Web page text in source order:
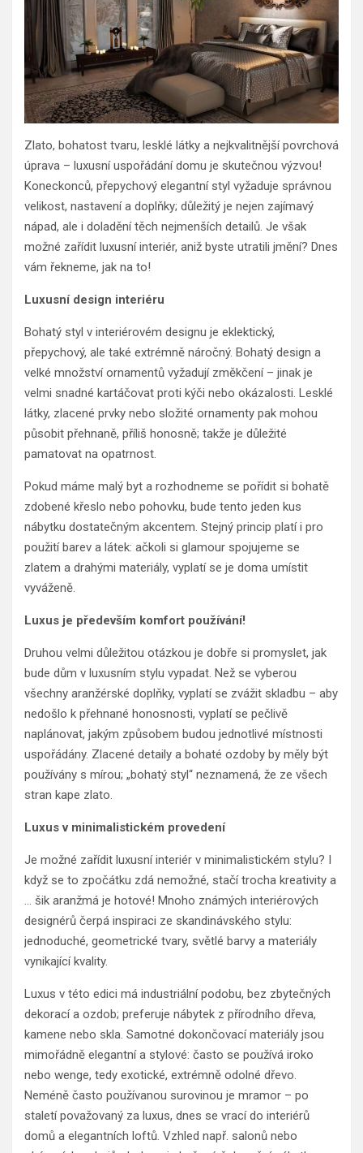
Zlato, bohatost tvaru, lesklé látky a nejkvalitnější povrchová
úprava – luxusní uspořádání domu je skutečnou výzvou!
Koneckonců, přepychový elegantní styl vyžaduje správnou
velikost, nastavení a doplňky; důležitý je nejen zajímavý
nápad, ale i doladění těch nejmenších detailů. Je však
možné zařídit luxusní interiér, aniž byste utratili jmění? Dnes
vám řekneme, jak na to!
Luxusní design interiéru
Bohatý styl v interiérovém designu je eklektický,
přepychový, ale také extrémně náročný. Bohatý design a
velké množství ornamentů vyžadují změkčení – jinak je
velmi snadné kartáčovat proti kýči nebo okázalosti. Lesklé
látky, zlacené prvky nebo složité ornamenty pak mohou
působit přehnaně, příliš honosně; takže je důležité
pamatovat na opatrnost.
Pokud máme malý byt a rozhodneme se pořídit si bohatě
zdobené křeslo nebo pohovku, bude tento jeden kus
nábytku dostatečným akcentem. Stejný princip platí i pro
použití barev a látek: ačkoli si glamour spojujeme se
zlatem a drahými materiály, vyplatí se je doma umístit
vyváženě.
Luxus je především komfort používání!
Druhou velmi důležitou otázkou je dobře si promyslet, jak
bude dům v luxusním stylu vypadat. Než se vyberou
všechny aranžérské doplňky, vyplatí se zvážit skladbu – aby
nedošlo k přehnané honosnosti, vyplatí se pečlivě
naplánovat, jakým způsobem budou jednotlivé místnosti
uspořádány. Zlacené detaily a bohaté ozdoby by měly být
používány s mírou; „bohatý styl“ neznamená, že ze všech
stran kape zlato.
Luxus v minimalistickém provedení
Je možné zařídit luxusní interiér v minimalistickém stylu? I
když se to zpočátku zdá nemožné, stačí trocha kreativity a
… šik aranžmá je hotové! Mnoho známých interiérových
designérů čerpá inspiraci ze skandinávského stylu:
jednoduché, geometrické tvary, světlé barvy a materiály
vynikající kvality.
Luxus v této edici má industriální podobu, bez zbytečných
dekorací a ozdob; preferuje nábytek z přírodního dřeva,
kamene nebo skla. Samotné dokončovací materiály jsou
mimořádně elegantní a stylové: často se používá iroko
nebo wenge, tedy exotické, extrémně odolné dřevo.
Neméně často používanou surovinou je mramor – po
staletí považovaný za luxus, dnes se vrací do interiérů
domů a elegantních loftů. Vzhled např. salonů nebo